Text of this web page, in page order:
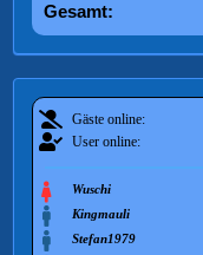
Gesamt:
Gäste online:
User online:
Wuschi
Kingmauli
Stefan1979